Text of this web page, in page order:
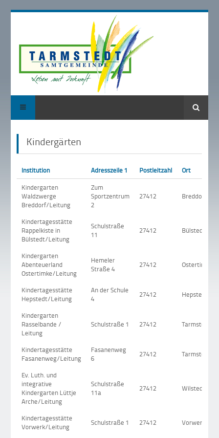
Suche
Kindergärten
Institution Adresszeile 1 Postleitzahl
Ort
Kindergarten
Waldzwerge
Breddorf/Leitung
Zum
Sportzentrum
2
27412 Breddorf
Kindertagesstätte
Rappelkiste in
Bülstedt/Leitung
Schulstraße
11
27412 Bülstedt
Kindergarten
Abenteuerland
Ostertimke/Leitung
Hemeler
Straße 4
27412 Ostertimke
Kindertagesstätte
Hepstedt/Leitung
An der Schule
4
27412 Hepstedt
Kindergarten
Rasselbande /
Leitung
Schulstraße 1 27412 Tarmstedt
Kindertagesstätte
Fasanenweg/Leitung
Fasanenweg
6
27412 Tarmstedt
Ev. Luth. und
integrative
Kindergarten Lüttje
Arche/Leitung
Schulstraße
11a
27412 Wilstedt
Kindertagesstätte
Vorwerk/Leitung
Schulstraße 1 27412 Vorwerk